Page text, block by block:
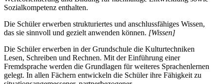
Sozialkompetenz enthalten.
Die Schüler erwerben strukturiertes und anschlussfähiges Wissen,
das sie sinnvoll und gezielt anwenden können. [Wissen]
Die Schüler erwerben in der Grundschule die Kulturtechniken
Lesen, Schreiben und Rechnen. Mit der Einführung einer
Fremdsprache werden die Grundlagen für weiteres Sprachenlernen
gelegt. In allen Fächern entwickeln die Schüler ihre Fähigkeit zu